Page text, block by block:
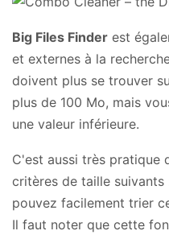
Big Files Finder est
et externes à la
doivent plus se trouver
plus de 100 Mo, mais
une valeur inférieure.
C'est aussi très pratique
critères de taille suivants
pouvez facilement trier
Il faut noter que cette